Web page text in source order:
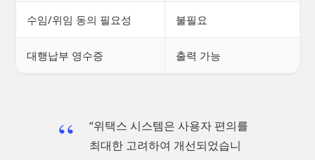
수임/위임 동의 필요성 불필요
대행납부 영수증 출력 가능
“위택스 시스템은 사용자 편의를
최대한 고려하여 개선되었습니